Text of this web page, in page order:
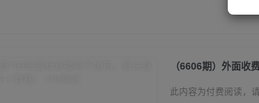
此内容为付费阅读，